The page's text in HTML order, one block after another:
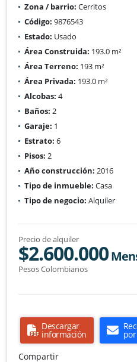
Zona / barrio: Cerritos
Código: 9876543
Estado: Usado
Área Construida: 193.0 m²
Área Terreno: 193 m²
Área Privada: 193.0 m²
Alcobas: 4
Baños: 2
Garaje: 1
Estrato: 6
Pisos: 2
Año construcción: 2016
Tipo de inmueble: Casa
Tipo de negocio: Alquiler
Precio de alquiler
$2.600.000
Pesos Colombianos
Descargar
información
Compartir